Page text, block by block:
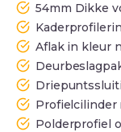
54mm Dikke
Aflak in kleur
Profielcilinder
Polderprofiel